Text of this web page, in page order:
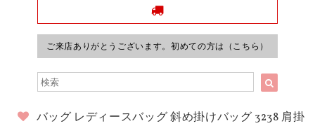
ご来店ありがとうございます。初めての方は（こちら）
バッグ レディースバッグ 斜め掛けバッグ 3238 肩掛